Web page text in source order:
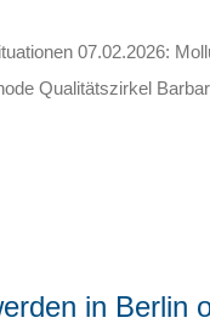
07.02.2026:
Qualitätszirkel
in Berlin